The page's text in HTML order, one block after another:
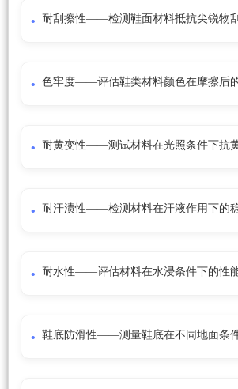
耐刮擦性——检测鞋面材料抵抗尖锐物
色牢度——评估鞋类材料颜色在摩擦后
耐黄变性——测试材料在光照条件下抗
耐汗渍性——检测材料在汗液作用下的
耐水性——评估材料在水浸条件下的性
鞋底防滑性——测量鞋底在不同地面条